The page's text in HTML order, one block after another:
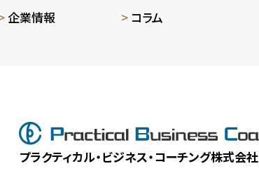
企業情報 コラム
プラクティカル・ビジネス・コーチング株式会社